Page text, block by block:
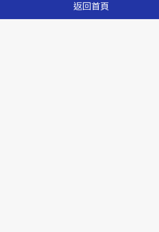
返回首頁